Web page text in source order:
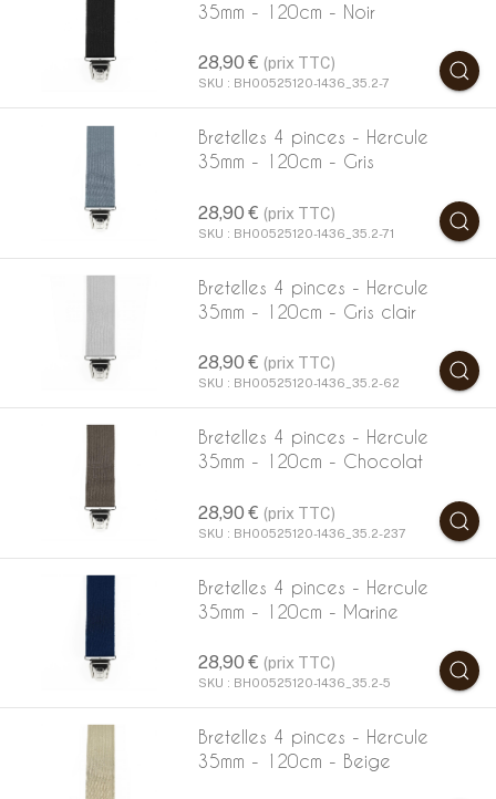
35mm - 120cm - Noir
28,90 € (prix TTC)
SKU : BH00525120-1436_35.2-7
Bretelles 4 pinces - Hercule
35mm - 120cm - Gris
28,90 € (prix TTC)
SKU : BH00525120-1436_35.2-71
Bretelles 4 pinces - Hercule
35mm - 120cm - Gris clair
28,90 € (prix TTC)
SKU : BH00525120-1436_35.2-62
Bretelles 4 pinces - Hercule
35mm - 120cm - Chocolat
28,90 € (prix TTC)
SKU : BH00525120-1436_35.2-237
Bretelles 4 pinces - Hercule
35mm - 120cm - Marine
28,90 € (prix TTC)
SKU : BH00525120-1436_35.2-5
Bretelles 4 pinces - Hercule
35mm - 120cm - Beige